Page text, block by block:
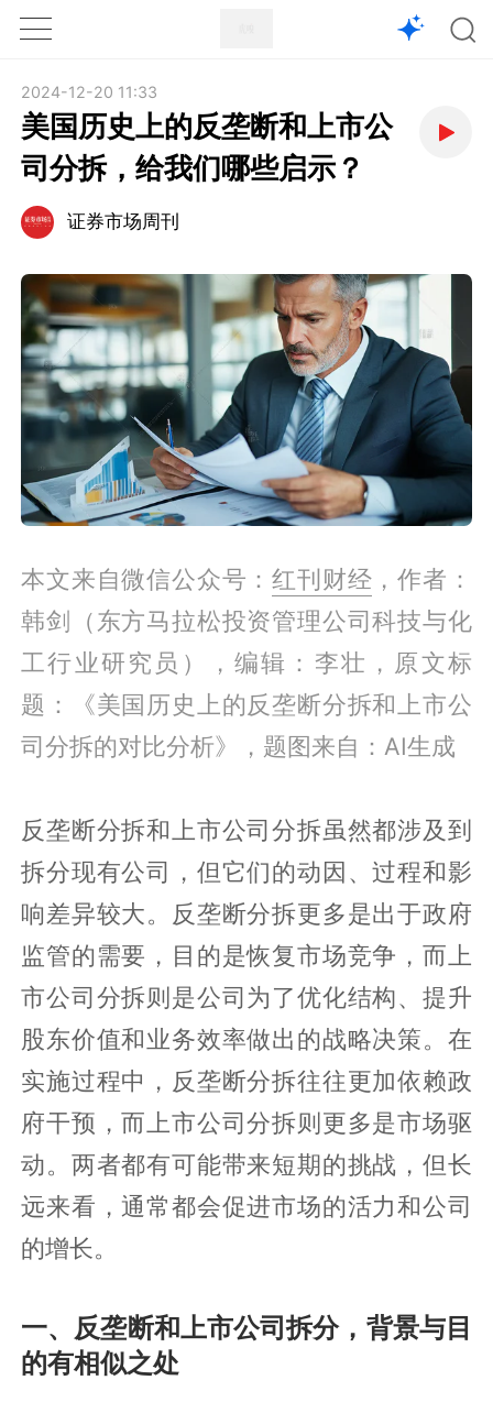
1X
2024-12-20 11:33
美国历史上的反垄断和上市公
司分拆，给我们哪些启示？
证券市场周刊
本文来自微信公众号：红刊财经 ，作者：
韩剑（东方马拉松投资管理公司科技与化
工行业研究员），编辑：李壮，原文标
题：《美国历史上的反垄断分拆和上市公
司分拆的对比分析》，题图来自：AI生成
反垄断分拆和上市公司分拆虽然都涉及到
拆分现有公司，但它们的动因、过程和影
响差异较大。反垄断分拆更多是出于政府
监管的需要，目的是恢复市场竞争，而上
市公司分拆则是公司为了优化结构、提升
股东价值和业务效率做出的战略决策。在
实施过程中，反垄断分拆往往更加依赖政
府干预，而上市公司分拆则更多是市场驱
动。两者都有可能带来短期的挑战，但长
远来看，通常都会促进市场的活力和公司
的增长。
一、反垄断和上市公司拆分，背景与目
的有相似之处